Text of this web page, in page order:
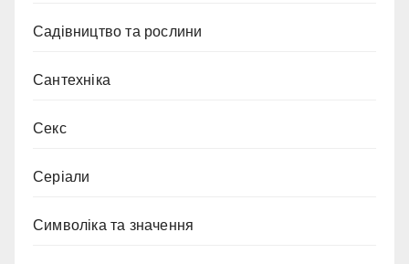
Садівництво та рослини
Сантехніка
Секс
Серіали
Символіка та значення